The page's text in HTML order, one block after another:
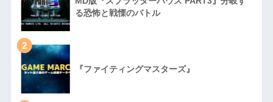
る恐怖と戦慄のバトル
2
『ファイティングマスターズ』